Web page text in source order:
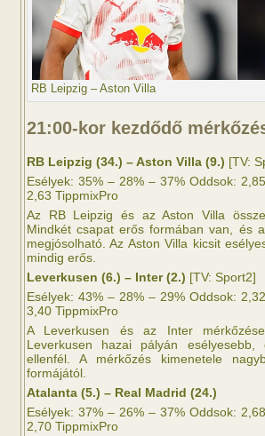
RB Leipzig – Aston Villa
21:00-kor kezdődő
RB Leipzig (34.) – Aston Villa (9.) [TV:
Esélyek: 35% – 28% – 37% Oddsok:
2,63 TippmixPro
Az RB Leipzig és az Aston Villa
Mindkét csapat erős formában van, és
megjósolható. Az Aston Villa kicsit
mindig erős.
Leverkusen (6.) – Inter (2.) [TV: Sport2]
Esélyek: 43% – 28% – 29% Oddsok:
3,40 TippmixPro
A Leverkusen és az Inter
Leverkusen hazai pályán
ellenfél. A mérkőzés kimenetele
formájától.
Atalanta (5.) – Real Madrid (24.)
Esélyek: 37% – 26% – 37% Oddsok:
2,70 TippmixPro